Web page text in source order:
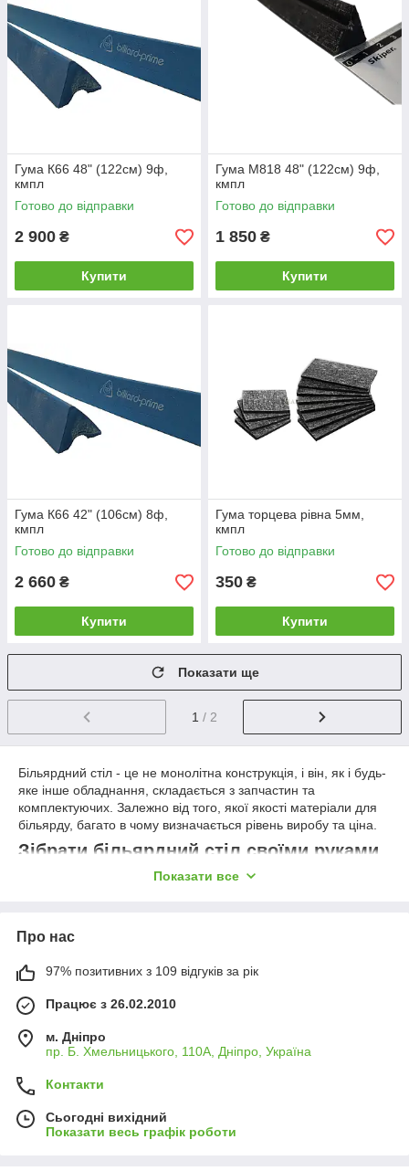
Гума К66 48" (122см) 9ф,
кмпл
Готово до відправки
2 900 ₴
Купити
Гума М818 48" (122см) 9ф,
кмпл
Готово до відправки
1 850 ₴
Купити
Гума К66 42" (106см) 8ф,
кмпл
Готово до відправки
2 660 ₴
Купити
Гума торцева рівна 5мм,
кмпл
Готово до відправки
350 ₴
Купити
Показати ще
1 / 2
Більярдний стіл - це не монолітна конструкція, і він, як і будь-
яке інше обладнання, складається з запчастин та
комплектуючих. Залежно від того, якої якості матеріали для
більярду, багато в чому визначається рівень виробу та ціна.
Зібрати більярдний стіл своїми руками
Як показує наш багаторічний особистий досвід, одне з
але при всій простоті потрібно пам'ятати і знати про безліч
Якщо у вас професійна та дорога річ, то для збирання столу
чи перетяжки сукна ми рекомендуємо замовляти послугу у
спеціаліста. Така людина має чималий досвід і зробить свою
роботу швидко та якісно. Але така послуга буде коштувати
дорого. А якщо ви великий любитель і хочете заощадити -
умови, що у вас є мінімальна навичка роботи з деревом. Але
є тонкий момент – найскладніша частина столу під час
виготовлення – це борти, а найвідповідальніша робота –
прирізка форми луз.
Показати все
Про нас
97% позитивних з 109 відгуків за рік
Працює з 26.02.2010
м. Дніпро
пр. Б. Хмельницького, 110А, Дніпро, Україна
Контакти
Сьогодні вихідний
Показати весь графік роботи